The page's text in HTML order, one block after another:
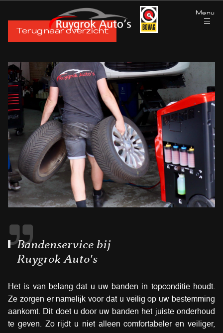
Menu
Terug naar overzicht
Bandenservice bij
Ruygrok Auto's
Het is van belang dat u uw banden in topconditie houdt.
Ze zorgen er namelijk voor dat u veilig op uw bestemming
aankomt. Dit doet u door uw banden het juiste onderhoud
te geven. Zo rijdt u niet alleen comfortabeler en veiliger,